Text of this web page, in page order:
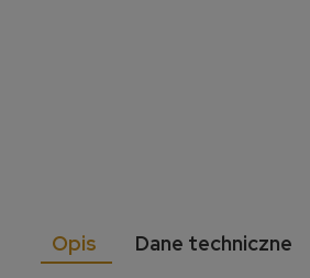
Opis Dane techniczne